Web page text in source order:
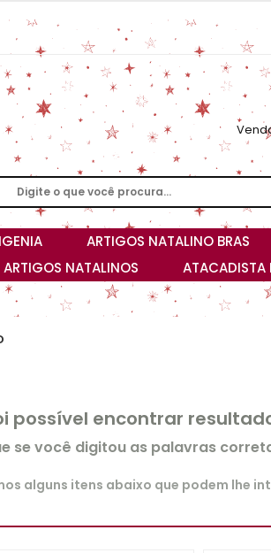
ARTIGOS NATALINO BRAS
NATALINOS
ATACADISTA
possível encontrar
se você digitou as palavras
alguns itens abaixo que podem lhe